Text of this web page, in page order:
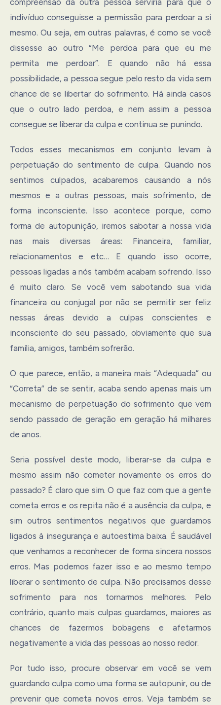
indivíduo conseguisse a permissão para perdoar a si
mesmo. Ou seja, em outras palavras, é como se você
dissesse ao outro “Me perdoa para que eu me
permita me perdoar”. E quando não há essa
possibilidade, a pessoa segue pelo resto da vida sem
chance de se libertar do sofrimento. Há ainda casos
que o outro lado perdoa, e nem assim a pessoa
consegue se liberar da culpa e continua se punindo.
Todos esses mecanismos em conjunto levam à
perpetuação do sentimento de culpa. Quando nos
sentimos culpados, acabaremos causando a nós
mesmos e a outras pessoas, mais sofrimento, de
forma inconsciente. Isso acontece porque, como
forma de autopunição, iremos sabotar a nossa vida
nas mais diversas áreas: Financeira, familiar,
relacionamentos e etc… E quando isso ocorre,
pessoas ligadas a nós também acabam sofrendo. Isso
é muito claro. Se você vem sabotando sua vida
financeira ou conjugal por não se permitir ser feliz
nessas áreas devido a culpas conscientes e
inconsciente do seu passado, obviamente que sua
família, amigos, também sofrerão.
O que parece, então, a maneira mais “Adequada” ou
“Correta” de se sentir, acaba sendo apenas mais um
mecanismo de perpetuação do sofrimento que vem
sendo passado de geração em geração há milhares
de anos.
Seria possível deste modo, liberar-se da culpa e
mesmo assim não cometer novamente os erros do
passado? É claro que sim. O que faz com que a gente
cometa erros e os repita não é a ausência da culpa, e
sim outros sentimentos negativos que guardamos
ligados à insegurança e autoestima baixa. É saudável
que venhamos a reconhecer de forma sincera nossos
erros. Mas podemos fazer isso e ao mesmo tempo
liberar o sentimento de culpa. Não precisamos desse
sofrimento para nos tornarmos melhores. Pelo
contrário, quanto mais culpas guardamos, maiores as
chances de fazermos bobagens e afetarmos
negativamente a vida das pessoas ao nosso redor.
Por tudo isso, procure observar em você se vem
guardando culpa como uma forma se autopunir, ou de
prevenir que cometa novos erros. Veja também se